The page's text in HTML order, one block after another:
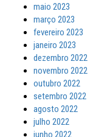
maio 2023
março 2023
fevereiro 2023
janeiro 2023
dezembro 2022
novembro 2022
outubro 2022
setembro 2022
agosto 2022
julho 2022
junho 2022